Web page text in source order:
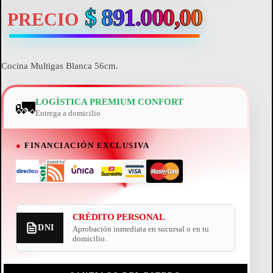
PRECIO $891.000,00
Cocina Multigas Blanca 56cm.
🚛LOGÍSTICA PREMIUM CONFORT
Entrega a domicilio
● FINANCIACIÓN EXCLUSIVA
DNI
CRÉDITO PERSONAL
Aprobación inmediata en sucursal o en tu
domicilio.